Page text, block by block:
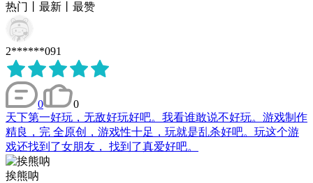
热门
最新 最赞
2******091
0
0
天下第一好玩，无敌好玩好吧。我看谁敢说不好玩。游戏制作
精良，完 全原创，游戏性十足，玩就是乱杀好吧。玩这个游
戏还找到了女朋友， 找到了真爱好吧。
挨熊呐